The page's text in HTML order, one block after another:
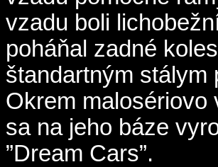
vzadu boli
poháňal zadné
štandartným stálym
Okrem malosériovo
sa na jeho báze
”Dream Cars”.